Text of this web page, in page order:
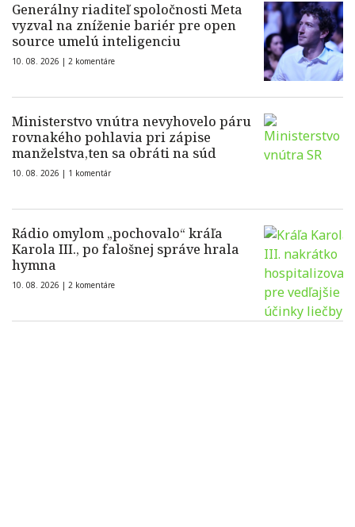
Generálny riaditeľ spoločnosti Meta
vyzval na zníženie bariér pre open
source umelú inteligenciu
10. 08. 2026 | 2 komentáre
Ministerstvo vnútra nevyhovelo páru
rovnakého pohlavia pri zápise
manželstva,ten sa obráti na súd
10. 08. 2026 | 1 komentár
Rádio omylom „pochovalo“ kráľa
Karola III., po falošnej správe hrala
hymna
10. 08. 2026 | 2 komentáre